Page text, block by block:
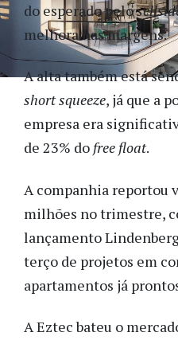
do esperado pelo
melhora nas margens.
A alta também está
short squeeze, já que a
empresa era
de 23% do free float.
A companhia reportou
milhões no trimestre,
lançamento
terço de projetos em
apartamentos já
A Eztec bateu o